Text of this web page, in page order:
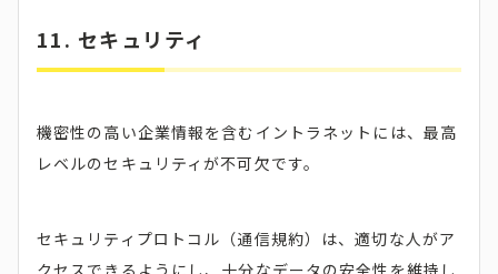
11. セキュリティ
機密性の高い企業情報を含むイントラネットには、最高
レベルのセキュリティが不可欠です。
セキュリティプロトコル（通信規約）は、適切な人がア
クセスできるようにし、十分なデータの安全性を維持し